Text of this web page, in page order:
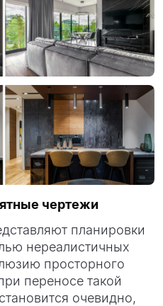
чертежи
планировки
нереалистичных
просторного
переносе такой
очевидно,